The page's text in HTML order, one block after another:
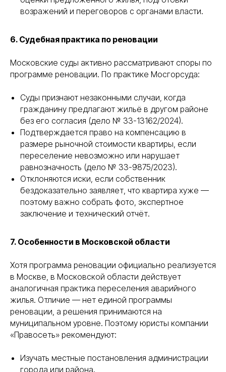
возражений и переговоров с органами власти.
6. Судебная практика по реновации
Московские суды активно рассматривают споры по
программе реновации. По практике Мосгорсуда:
Суды признают незаконными случаи, когда
гражданину предлагают жильё в другом районе
без его согласия (дело № 33-13162/2024).
Подтверждается право на компенсацию в
размере рыночной стоимости квартиры, если
переселение невозможно или нарушает
равнозначность (дело № 33-9875/2023).
Отклоняются иски, если собственник
бездоказательно заявляет, что квартира хуже —
поэтому важно собрать фото, экспертное
заключение и технический отчёт.
7. Особенности в Московской области
Хотя программа реновации официально реализуется
в Москве, в Московской области действует
аналогичная практика переселения аварийного
жилья. Отличие — нет единой программы
реновации, а решения принимаются на
муниципальном уровне. Поэтому юристы компании
«Правосеть» рекомендуют:
Изучать местные постановления администрации
города или района.
Консультация бесплатна
ПОМОЖЕМОПРЕДЕЛИТЬСЯ
С ВЫБОРОМУСЛУГИ
НА ПРЕДВАРИТЕЛЬНОЙ
КОНСУЛЬТАЦИИ
Я соглашаюсь с условиями «